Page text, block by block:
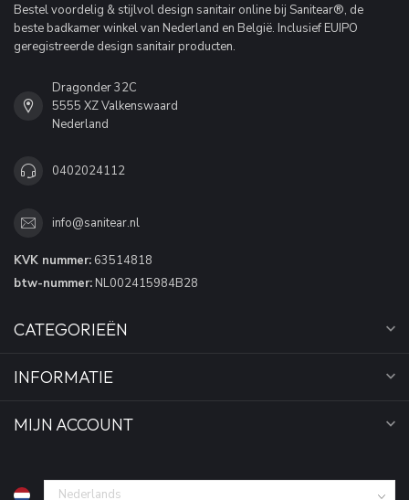
Bestel voordelig & stijlvol design sanitair online bij Sanitear®, de
beste badkamer winkel van Nederland en België. Inclusief EUIPO
geregistreerde design sanitair producten.
Dragonder 32C
5555 XZ Valkenswaard
Nederland
0402024112
info@sanitear.nl
KVK nummer: 63514818
btw-nummer: NL002415984B28
CATEGORIEËN
INFORMATIE
MIJN ACCOUNT